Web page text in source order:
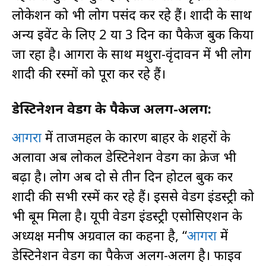
लोकेशन को भी लोग पसंद कर रहे हैं। शादी के साथ
अन्य इवेंट के लिए 2 या 3 दिन का पैकेज बुक किया
जा रहा है। आगरा के साथ मथुरा-वृंदावन में भी लोग
शादी की रस्मों को पूरा कर रहे हैं।
डेस्टिनेशन वेडिंग के पैकेज अलग-अलग:
आगरा में ताजमहल के कारण बाहर के शहरों के
अलावा अब लोकल डेस्टिनेशन वेडिंग का क्रेज भी
बढ़ा है। लोग अब दो से तीन दिन होटल बुक कर
शादी की सभी रस्में कर रहे हैं। इससे वेडिंग इंडस्ट्री को
भी बूम मिला है। यूपी वेडिंग इंडस्ट्री एसोसिएशन के
अध्यक्ष मनीष अग्रवाल का कहना है, “आगरा में
डेस्टिनेशन वेडिंग का पैकेज अलग-अलग है। फाइव